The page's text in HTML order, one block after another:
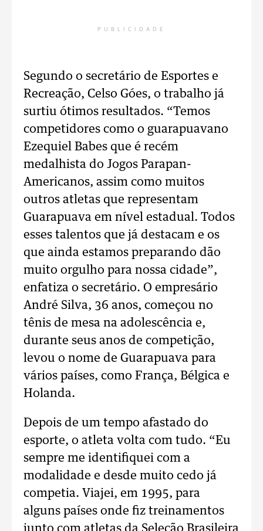
PUBLICIDADE
Segundo o secretário de Esportes e
Recreação, Celso Góes, o trabalho já
surtiu ótimos resultados. “Temos
competidores como o guarapuavano
Ezequiel Babes que é recém
medalhista do Jogos Parapan-
Americanos, assim como muitos
outros atletas que representam
Guarapuava em nível estadual. Todos
esses talentos que já destacam e os
que ainda estamos preparando dão
muito orgulho para nossa cidade”,
enfatiza o secretário. O empresário
André Silva, 36 anos, começou no
tênis de mesa na adolescência e,
durante seus anos de competição,
levou o nome de Guarapuava para
vários países, como França, Bélgica e
Holanda.
Depois de um tempo afastado do
esporte, o atleta volta com tudo. “Eu
sempre me identifiquei com a
modalidade e desde muito cedo já
competia. Viajei, em 1995, para
alguns países onde fiz treinamentos
junto com atletas da Seleção Brasileira